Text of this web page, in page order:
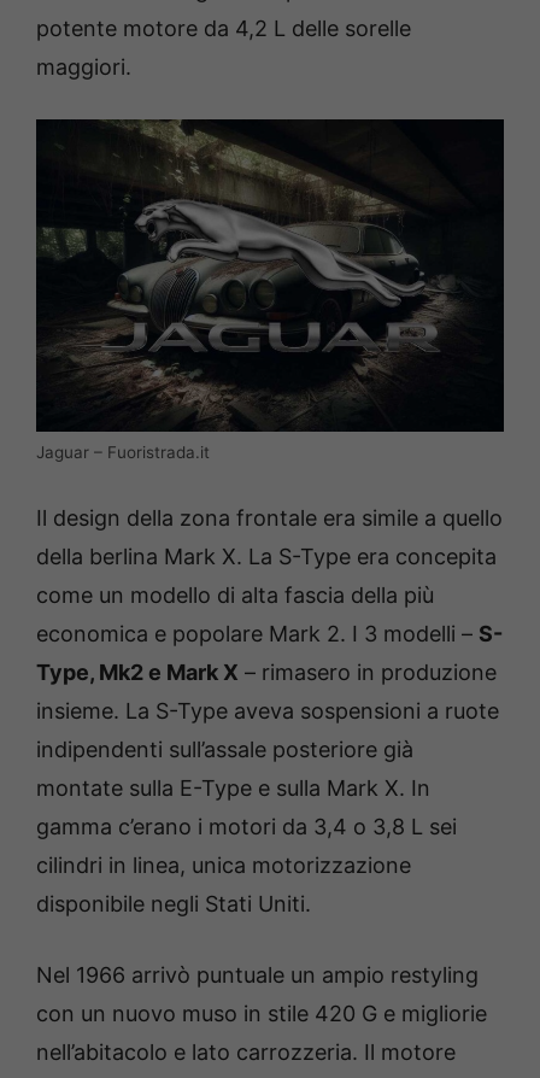
potente motore da 4,2 L delle sorelle
maggiori.
Jaguar – Fuoristrada.it
Il design della zona frontale era simile a quello
della berlina Mark X. La S-Type era concepita
come un modello di alta fascia della più
economica e popolare Mark 2. I 3 modelli – S-
Type, Mk2 e Mark X – rimasero in produzione
insieme. La S-Type aveva sospensioni a ruote
indipendenti sull’assale posteriore già
montate sulla E-Type e sulla Mark X. In
gamma c’erano i motori da 3,4 o 3,8 L sei
cilindri in linea, unica motorizzazione
disponibile negli Stati Uniti.
Nel 1966 arrivò puntuale un ampio restyling
con un nuovo muso in stile 420 G e migliorie
nell’abitacolo e lato carrozzeria. Il motore